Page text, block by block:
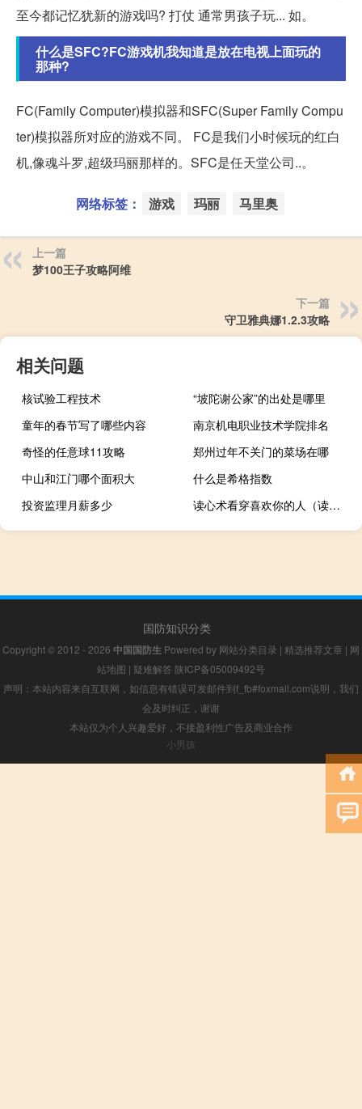
至今都记忆犹新的游戏吗? 打仗 通常男孩子玩... 如。
什么是SFC?FC游戏机我知道是放在电视上面玩的
那种?
FC(Family Computer)模拟器和SFC(Super Family Compu
ter)模拟器所对应的游戏不同。 FC是我们小时候玩的红白
机,像魂斗罗,超级玛丽那样的。SFC是任天堂公司..。
网络标签： 游戏 玛丽 马里奥
上一篇
梦100王子攻略阿维
下一篇
守卫雅典娜1.2.3攻略
相关问题
核试验工程技术
“坡陀谢公家”的出处是哪里
童年的春节写了哪些内容
南京机电职业技术学院排名
奇怪的任意球11攻略
郑州过年不关门的菜场在哪
中山和江门哪个面积大
什么是希格指数
投资监理月薪多少
读心术看穿喜欢你的人（读心术男生是否喜欢你）
国防知识分类
Copyright © 2012 - 2026 中国国防生 Powered by 网站分类目录 | 精选推荐文章 | 网
站地图 | 疑难解答 陕ICP备05009492号
声明：本站内容来自互联网，如信息有错误可发邮件到f_fb#foxmail.com说明，我们
会及时纠正，谢谢
本站仅为个人兴趣爱好，不接盈利性广告及商业合作
小男孩